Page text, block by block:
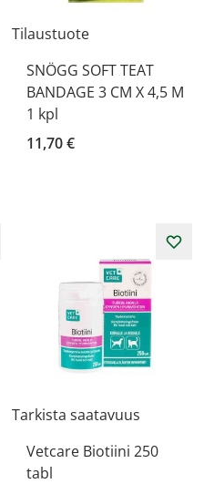
Tilaustuote
SNÖGG SOFT TEAT
BANDAGE 3 CM X 4,5 M
1 kpl
11,70 €
Tarkista saatavuus
Vetcare Biotiini 250
tabl